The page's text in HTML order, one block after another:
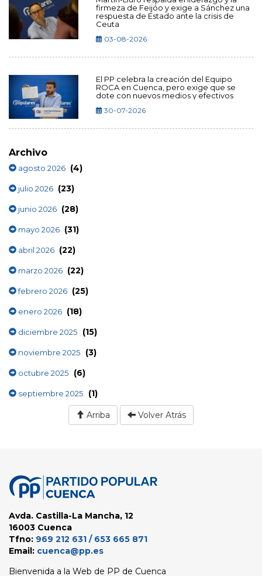
firmeza de Feijóo y exige a Sánchez una
respuesta de Estado ante la crisis de
Ceuta
03-08-2026
El PP celebra la creación del Equipo
ROCA en Cuenca, pero exige que se
dote con nuevos medios y efectivos
30-07-2026
Archivo
agosto 2026 (4)
julio 2026 (23)
junio 2026 (28)
mayo 2026 (31)
abril 2026 (22)
marzo 2026 (22)
febrero 2026 (25)
enero 2026 (18)
diciembre 2025 (15)
noviembre 2025 (3)
octubre 2025 (6)
septiembre 2025 (1)
Arriba Volver Atrás
Avda. Castilla-La Mancha, 12
16003 Cuenca
Tfno: 969 212 631 / 653 665 871
Email: cuenca@pp.es
Bienvenida a la Web de PP de Cuenca